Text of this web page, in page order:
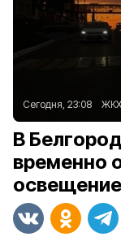
Сегодня, 23:08 ЖКХ
В
временно
освещение